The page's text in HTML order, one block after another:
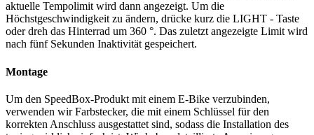
aktuelle Tempolimit wird dann angezeigt. Um die
Höchstgeschwindigkeit zu ändern, drücke kurz die LIGHT - Taste
oder dreh das Hinterrad um 360 °. Das zuletzt angezeigte Limit wird
nach fünf Sekunden Inaktivität gespeichert.
Montage
Um den SpeedBox-Produkt mit einem E-Bike verzubinden,
verwenden wir Farbstecker, die mit einem Schlüssel für den
korrekten Anschluss ausgestattet sind, sodass die Installation des